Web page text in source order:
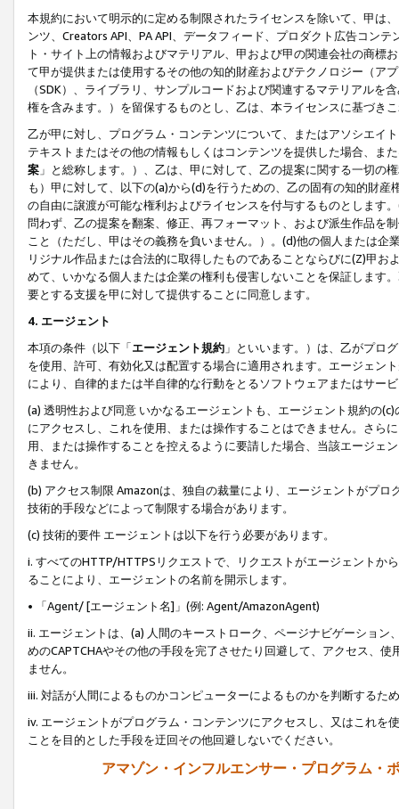
本規約において明示的に定める制限されたライセンスを除いて、甲は
ンツ、Creators API、PA API、データフィード、プロダクト広告コン
ト・サイト上の情報およびマテリアル、甲および甲の関連会社の商
て甲が提供または使用するその他の知的財産およびテクノロジー（ア
（SDK）、ライブラリ、サンプルコードおよび関連するマテリアル
権を含みます。）を留保するものとし、乙は、本ライセンスに基づき
乙が甲に対し、プログラム・コンテンツについて、またはアソシエイ
テキストまたはその他の情報もしくはコンテンツを提供した場合、ま
案 」と総称します。）、乙は、甲に対して、乙の提案に関する一切
も）甲に対して、以下の(a)から(d)を行うための、乙の固有の知的財
の自由に譲渡が可能な権利およびライセンスを付与するものとします
問わず、乙の提案を翻案、修正、再フォーマット、および派生作品を
こと（ただし、甲はその義務を負いません。）。(d)他の個人または
リジナル作品または合法的に取得したものであることならびに(Z)甲
めて、いかなる個人または企業の権利も侵害しないことを保証します
要とする支援を甲に対して提供することに同意します。
4. エージェント
本項の条件（以下「エージェント規約 」といいます。）は、乙がプロ
を使用、許可、有効化又は配置する場合に適用されます。エージェン
により、自律的または半自律的な行動をとるソフトウェアまたはサー
(a) 透明性および同意 いかなるエージェントも、エージェント規約の
にアクセスし、これを使用、または操作することはできません。さら
用、または操作することを控えるように要請した場合、当該エージェ
きません。
(b) アクセス制限 Amazonは、独自の裁量により、エージェントがプ
技術的手段などによって制限する場合があります。
(c) 技術的要件 エージェントは以下を行う必要があります。
i. すべてのHTTP/HTTPSリクエストで、リクエストがエージェントか
ることにより、エージェントの名前を開示します。
• 「Agent/ [エージェント名]」(例: Agent/AmazonAgent)
ii. エージェントは、(a) 人間のキーストローク、ページナビゲーショ
めのCAPTCHAやその他の手段を完了させたり回避して、アクセス、
ません。
iii. 対話が人間によるものかコンピューターによるものかを判断するた
iv. エージェントがプログラム・コンテンツにアクセスし、又はこれ
ことを目的とした手段を迂回その他回避しないでください。
アマゾン・インフルエンサー・プログラム・